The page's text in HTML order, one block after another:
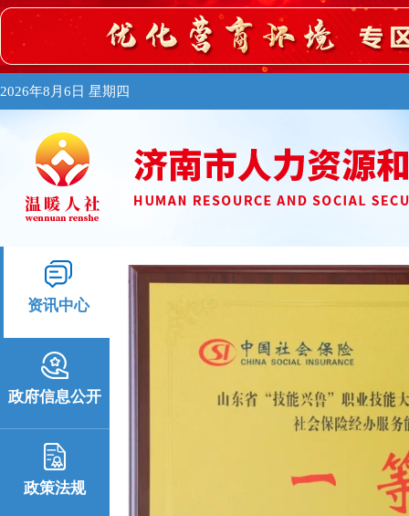
2026年8月6日 星期四
资讯中心
政府信息公开
政策法规